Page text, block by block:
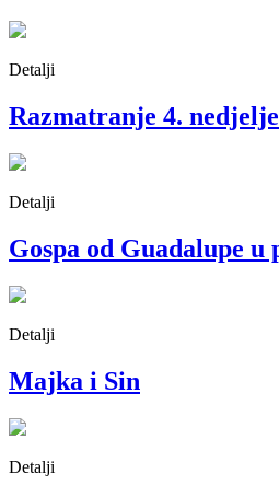
Detalji
Razmatranje 4.
Detalji
Gospa od Guadalupe u
Detalji
Majka i Sin
Detalji